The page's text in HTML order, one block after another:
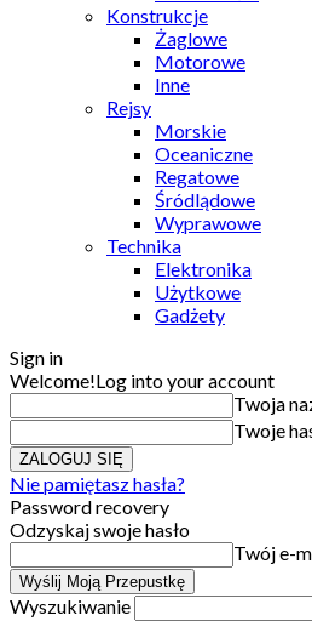
Konstrukcje
Żaglowe
Motorowe
Inne
Rejsy
Morskie
Oceaniczne
Regatowe
Śródlądowe
Wyprawowe
Technika
Elektronika
Użytkowe
Gadżety
Sign in
Welcome!Log into your account
Twoja
Twoje
Nie pamiętasz hasła?
Password recovery
Odzyskaj swoje hasło
Twój e-
Wyszukiwanie